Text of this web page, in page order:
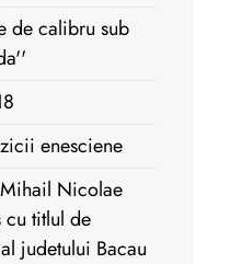
de calibru sub
enesciene
Nicolae
cu titlul de
judetului Bacau